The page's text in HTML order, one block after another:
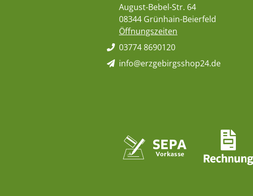
August-Bebel-Str. 64
08344 Grünhain-Beierfeld
Öffnungszeiten
03774 8690120
info@erzgebirgsshop24.de